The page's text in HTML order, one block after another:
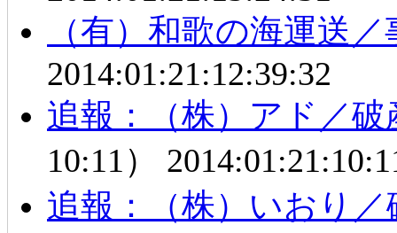
（有）和歌の海運送
2014:01:21:12:39:32
追報：（株）アド／
10:11）
追報：（株）いおり